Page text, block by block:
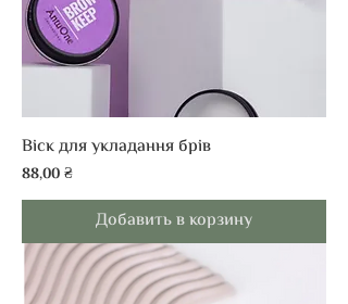
Віск для укладання брів
Цена
88,00 ₴
Добавить в корзину